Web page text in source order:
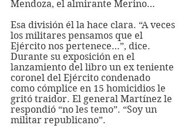
Mendoza, el almirante Merino…
Esa división él la hace clara. “A veces
los militares pensamos que el
Ejército nos pertenece…”, dice.
Durante su exposición en el
lanzamiento del libro un ex teniente
coronel del Ejército condenado
como cómplice en 15 homicidios le
gritó traidor. El general Martínez le
respondió “no les temo”. “Soy un
militar republicano”.